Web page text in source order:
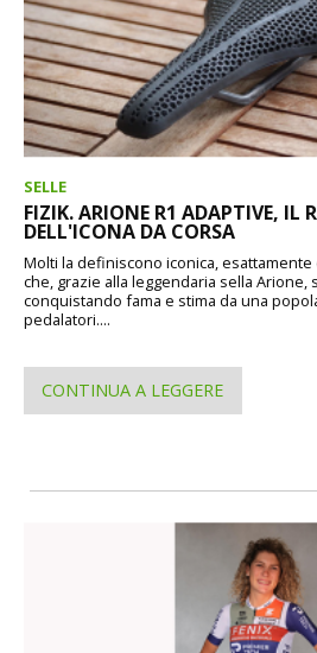
SELLE
FIZIK. ARIONE R1 ADAPTIVE, IL
DELL'ICONA DA CORSA
Molti la definiscono iconica, esattamente
che, grazie alla leggendaria sella Arione,
conquistando fama e stima da una
pedalatori....
CONTINUA A LEGGERE